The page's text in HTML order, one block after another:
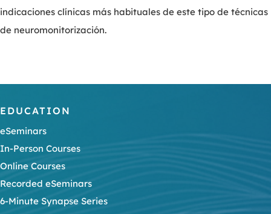
indicaciones clínicas más habituales de este tipo de técnicas
de neuromonitorización.
EDUCATION
eSeminars
In-Person Courses
Online Courses
Recorded eSeminars
6-Minute Synapse Series